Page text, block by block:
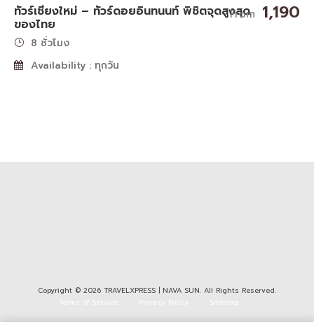
ทัวร์เชียงใหม่ – ทัวร์ดอยอินทนนท์ พิชิตจุดสูงสุด
ของไทย
From 1,190
8 ชั่วโมง
Availability : ทุกวัน
Copyright © 2026 TRAVELXPRESS | NAVA SUN. All Rights Reserved.